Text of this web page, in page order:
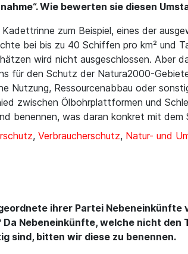
Wie bewerten sie diesen
zum Beispiel, eines der
bei bis zu 40 Schiffen pro km² und
wird nicht ausgeschlossen. Aber
für den Schutz der Natura2000-
Nutzung, Ressourcenabbau oder
zwischen Ölbohrplattformen und
benennen, was daran konkret mit
, Verbraucherschutz, Natur- und
ihrer Partei
Da Nebeneinkünfte, welche nicht
sind, bitten wir diese zu benennen.